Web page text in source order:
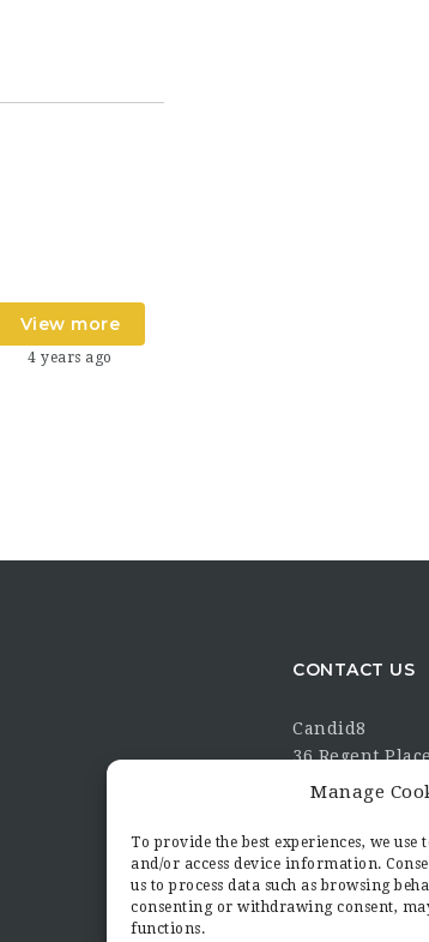
Manage
To provide the best experiences, we use
and/or access device information.
us to process data such as browsing
consenting or withdrawing consent,
functions.
View more
4 years ago
CONTACT US
Candid8
36 Regent
Rugby
CV21 2PN